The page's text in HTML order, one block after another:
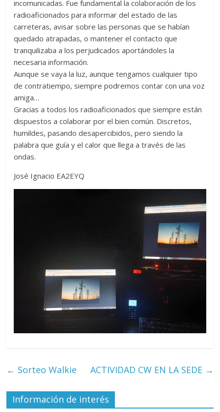
incomunicadas. Fue fundamental la colaboración de los
radioaficionados para informar del estado de las
carreteras, avisar sobre las personas que se habían
quedado atrapadas, o mantener el contacto que
tranquilizaba a los perjudicados aportándoles la
necesaria información.
Aunque se vaya la luz, aunque tengamos cualquier tipo
de contratiempo, siempre podremos contar con una voz
amiga…
Gracias a todos los radioaficionados que siempre están
dispuestos a colaborar por el bien común. Discretos,
humildes, pasando desapercibidos, pero siendo la
palabra que guía y el calor que llega a través de las
ondas.
José Ignacio EA2EYQ
← Sorteo Walkie ACTIVIDAD CW EN LA SEDE →
Información de interés